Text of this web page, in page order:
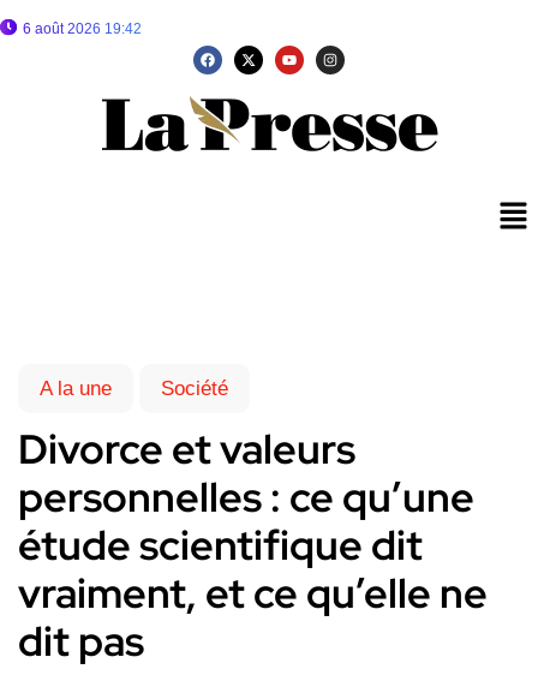
6 août 2026 19:42
A la une Société
Divorce et valeurs
personnelles : ce qu’une
étude scientifique dit
vraiment, et ce qu’elle ne
dit pas